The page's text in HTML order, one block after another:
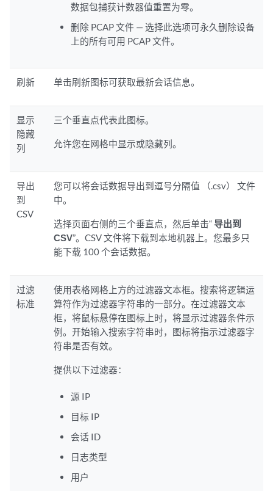
数据包捕获计数器值重置为零。
删除 PCAP 文件 — 选择此选项可永久删除设备
上的所有可用 PCAP 文件。
刷新 单击刷新图标可获取最新会话信息。
显示
隐藏
列
三个垂直点代表此图标。
允许您在网格中显示或隐藏列。
导出
到
CSV
您可以将会话数据导出到逗号分隔值 （.csv） 文件
中。
选择页面右侧的三个垂直点，然后单击“ 导出到
CSV”。CSV 文件将下载到本地机器上。您最多只
能下载 100 个会话数据。
过滤
标准
使用表格网格上方的过滤器文本框。搜索将逻辑运
算符作为过滤器字符串的一部分。在过滤器文本
框，将鼠标悬停在图标上时，将显示过滤器条件示
例。开始输入搜索字符串时，图标将指示过滤器字
符串是否有效。
提供以下过滤器：
源 IP
目标 IP
会话 ID
日志类型
用户